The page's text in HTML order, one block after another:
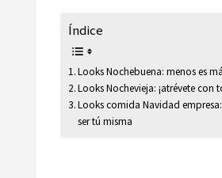
Índice
Looks Nochebuena: menos es
Looks Nochevieja: ¡atrévete con
Looks comida Navidad
ser tú misma